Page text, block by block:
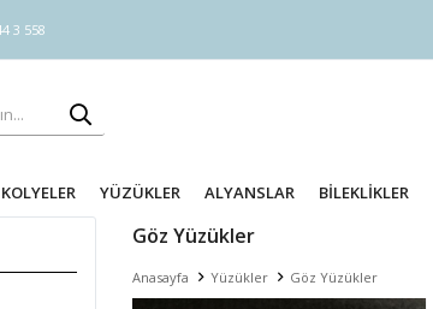
3 558
KOLYELER YÜZÜKLER ALYANSLAR BİLEKLİKLER
Göz Yüzükler
Anasayfa Yüzükler Göz Yüzükler